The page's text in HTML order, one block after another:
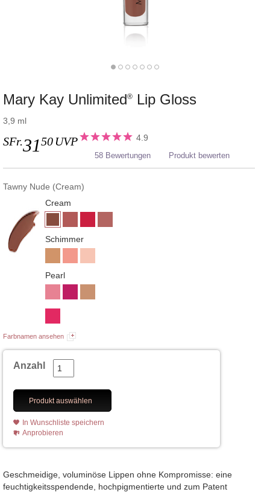
Mary Kay Unlimited® Lip Gloss
3,9 ml
SFr.3150 UVP 4.9
58 Bewertungen Produkt bewerten
Tawny Nude (Cream)
Cream
Schimmer
Pearl
Farbnamen ansehen
Anzahl
Produkt auswählen
In Wunschliste speichern
Anprobieren
Geschmeidige, voluminöse Lippen ohne Kompromisse: eine
feuchtigkeitsspendende, hochpigmentierte und zum Patent